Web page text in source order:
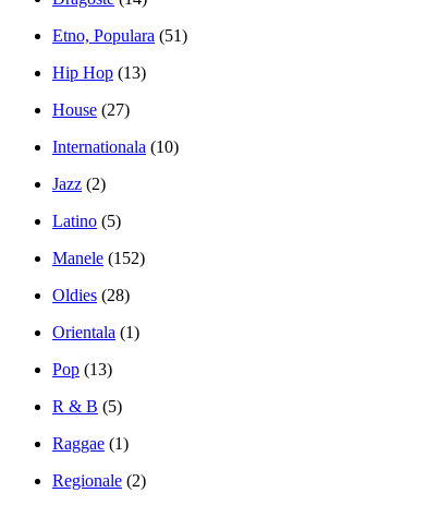
Etno, Populara (51)
Hip Hop (13)
House (27)
Internationala (10)
Jazz (2)
Latino (5)
Manele (152)
Oldies (28)
Orientala (1)
Pop (13)
R & B (5)
Raggae (1)
Regionale (2)